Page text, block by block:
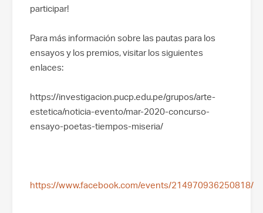
participar!
Para más información sobre las pautas para los
ensayos y los premios, visitar los siguientes
enlaces:
https://investigacion.pucp.edu.pe/grupos/arte-
estetica/noticia-evento/mar-2020-concurso-
ensayo-poetas-tiempos-miseria/
https://www.facebook.com/events/214970936250818/